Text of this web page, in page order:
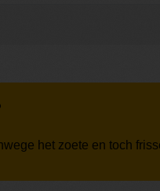
het zoete en toch